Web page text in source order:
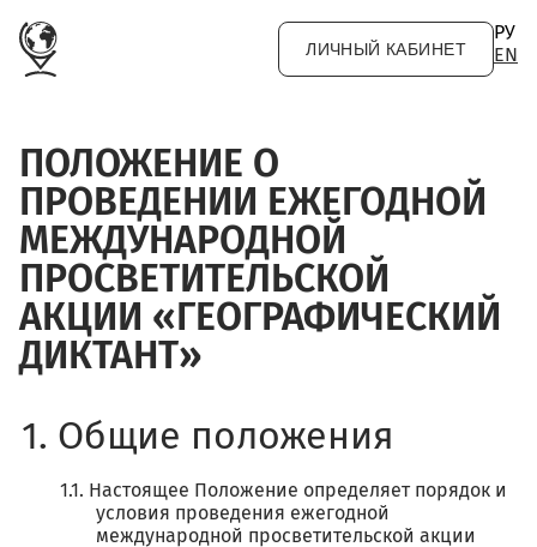
ЛИЧНЫЙ КАБИНЕТ
РУ
EN
ПОЛОЖЕНИЕ О
ПРОВЕДЕНИИ ЕЖЕГОДНОЙ
МЕЖДУНАРОДНОЙ
ПРОСВЕТИТЕЛЬСКОЙ
АКЦИИ «ГЕОГРАФИЧЕСКИЙ
ДИКТАНТ»
Общие положения
Настоящее Положение определяет порядок и
условия проведения ежегодной
международной просветительской акции